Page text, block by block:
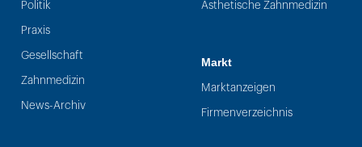
Politik
Praxis
Gesellschaft
Zahnmedizin
News-Archiv
Ästhetische Zahnmedizin
Markt
Marktanzeigen
Firmenverzeichnis